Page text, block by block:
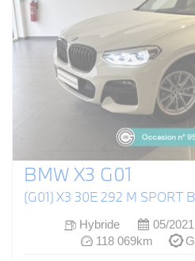
BMW X3 G01
(G01) X3 30E 292 M SPORT
Hybride 05/2021
118 069km